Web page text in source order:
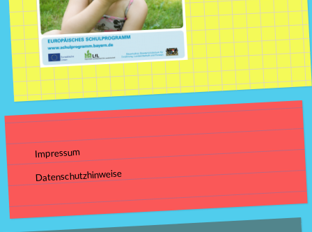
Impressum
Datenschutzhinweise